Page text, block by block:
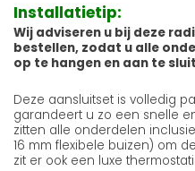
Installatietip:
Wij adviseren u bij deze
bestellen, zodat u alle
op te hangen en aan te
Deze aansluitset is volledig
garandeert u zo een snelle
zitten alle onderdelen
16 mm flexibele buizen) om
zit er ook een luxe